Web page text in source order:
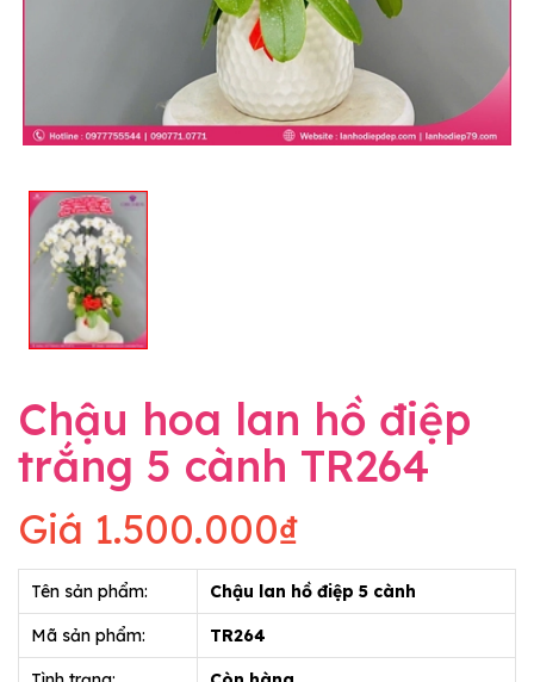
Chậu hoa lan hồ điệp
trắng 5 cành TR264
Giá 1.500.000₫
Tên sản phẩm: Chậu lan hồ điệp 5 cành
Mã sản phẩm: TR264